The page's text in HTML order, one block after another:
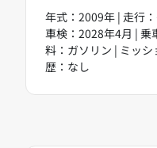
年式：2009年 | 走行
車検：2028年4月 | 乗
料：ガソリン | ミッ
歴：なし